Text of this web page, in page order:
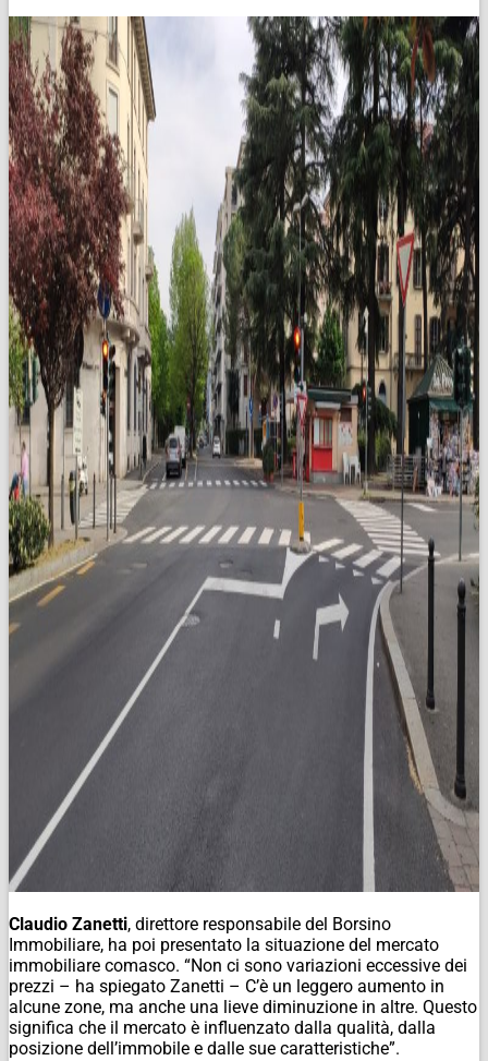
Claudio Zanetti, direttore responsabile del Borsino
Immobiliare, ha poi presentato la situazione del mercato
immobiliare comasco. “Non ci sono variazioni eccessive dei
prezzi – ha spiegato Zanetti – C’è un leggero aumento in
alcune zone, ma anche una lieve diminuzione in altre. Questo
significa che il mercato è influenzato dalla qualità, dalla
posizione dell’immobile e dalle sue caratteristiche”.